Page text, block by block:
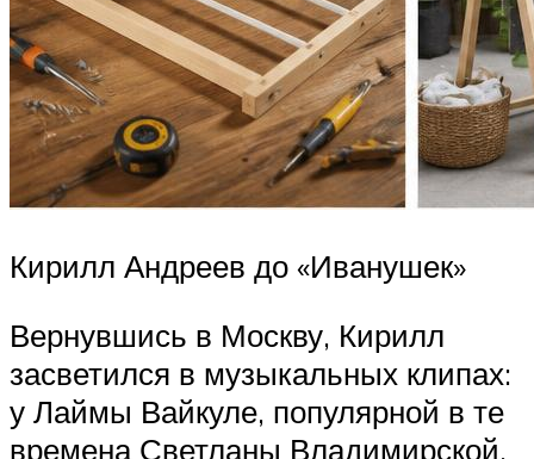
Кирилл Андреев до «Иванушек»
Вернувшись в Москву, Кирилл
засветился в музыкальных клипах:
у Лаймы Вайкуле, популярной в те
времена Светланы Владимирской,